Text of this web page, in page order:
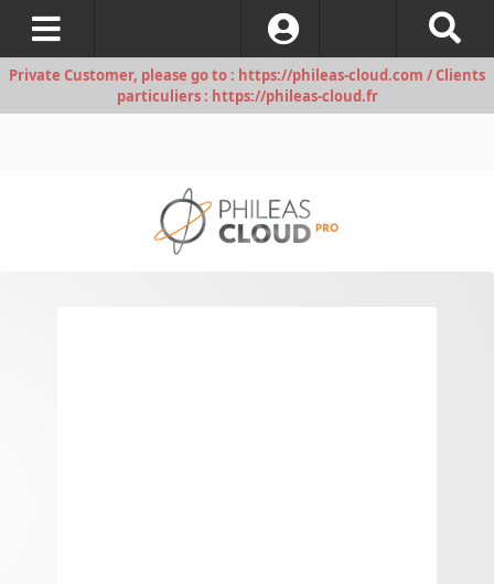
Private Customer, please go to : https://phileas-cloud.com / Clients
particuliers : https://phileas-cloud.fr
S’identifier